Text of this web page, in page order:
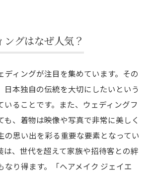
ングはなぜ人気？
ィングが注目を集めています。その
日本独自の伝統を大切にしたいという
いることです。また、ウェディングフ
も、着物は映像や写真で非常に美しく
の思い出を彩る重要な要素となってい
は、世代を超えて家族や招待客との絆
なり得ます。「ヘアメイク ジェイエ